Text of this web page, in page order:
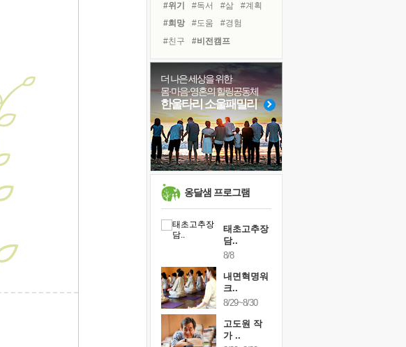
극심한 변비, 어깨결림, 수면 장애
보고 싶은 어머니
유년 시절의 부산 영도 바다
못된 꼰대들
거울 속의 나
희망이란
'모른다'는 것
귀를 열고 마음을 내어주고
#위기 #독서 #삶
#계획
#희망
#도움
#경험
#친구
#비전캠프
#다짐
#유튜브
#링컨학교
#독서캠프
#선택
#바이러스
#나눔
#명상
#아이들
#건강
#극복
#리더
더 나은 세상을 위한
몸·마음·영혼의 힐링공동체
한울타리 소울패밀리
옹달샘 프로그램
태초고추장
담..
8/8
내면혁명워
크..
8/29~8/30
고도원 작
가 ..